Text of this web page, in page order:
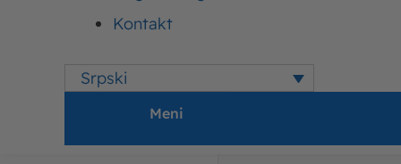
Kontakt
Srpski
Meni